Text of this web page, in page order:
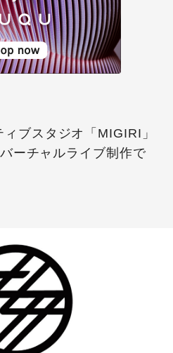
ブスタジオ「MIGIRI」
ーチャルライブ制作で